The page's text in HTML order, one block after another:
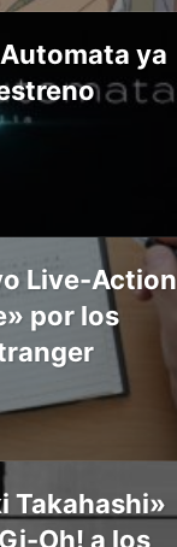
ya
Live-Action
por los
Takahashi»
Oh! a los